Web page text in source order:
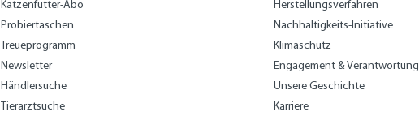
Katzenfutter-Abo
Probiertaschen
Treueprogramm
Newsletter
Händlersuche
Tierarztsuche
Herstellungsverfahren
Nachhaltigkeits-Initiative
Klimaschutz
Engagement & Verantwortung
Unsere Geschichte
Karriere